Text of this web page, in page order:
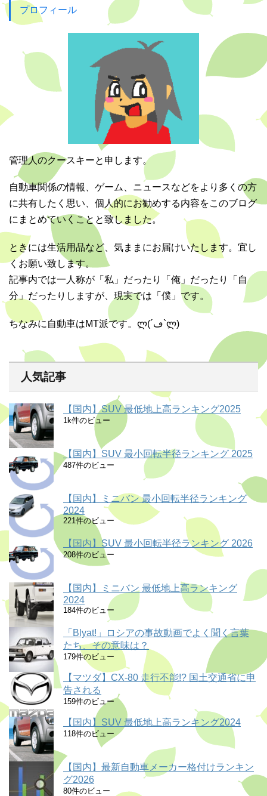
プロフィール
管理人のクースキーと申します。
自動車関係の情報、ゲーム、ニュースなどをより多くの方
に共有したく思い、個人的にお勧めする内容をこのブログ
にまとめていくことと致しました。
ときには生活用品など、気ままにお届けいたします。宜し
くお願い致します。
記事内では一人称が「私」だったり「俺」だったり「自
分」だったりしますが、現実では「僕」です。
ちなみに自動車はMT派です。ლ(´ڡ`ლ)
人気記事
【国内】SUV 最低地上高ランキング2025
1k件のビュー
【国内】SUV 最小回転半径ランキング 2025
487件のビュー
【国内】ミニバン 最小回転半径ランキング
2024
221件のビュー
【国内】SUV 最小回転半径ランキング 2026
208件のビュー
【国内】ミニバン 最低地上高ランキング
2024
184件のビュー
「Blyat!」ロシアの事故動画でよく聞く言葉
たち、その意味は？
179件のビュー
【マツダ】CX-80 走行不能!? 国土交通省に申
告される
159件のビュー
【国内】SUV 最低地上高ランキング2024
118件のビュー
【国内】最新自動車メーカー格付けランキン
グ2026
80件のビュー